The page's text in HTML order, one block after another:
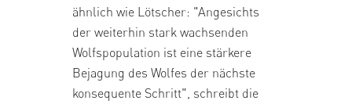
ähnlich wie Lötscher: "Angesichts
der weiterhin stark wachsenden
Wolfspopulation ist eine stärkere
Bejagung des Wolfes der nächste
konsequente Schritt", schreibt die